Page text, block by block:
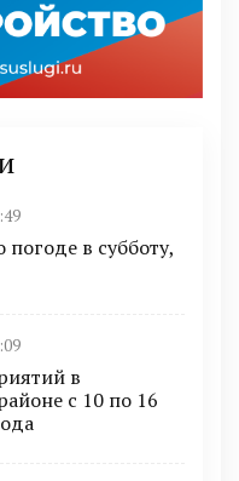
в субботу,
в
с 10 по 16